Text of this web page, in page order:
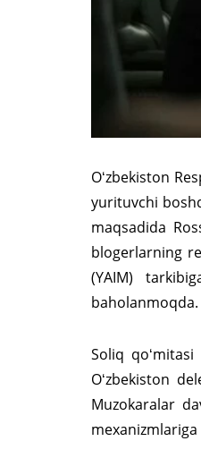
Oʻzbekiston
yurituvchi
maqsadida
blogerlarning
(YAIM)
baholanmoqda.
Soliq
Oʻzbekiston
Muzokaralar